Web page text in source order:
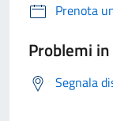
Prenota
Problemi
Segnala